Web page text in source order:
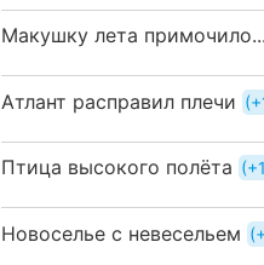
Макушку лета
Атлант расправил плечи
Птица высокого полёта
Новоселье с невесельем